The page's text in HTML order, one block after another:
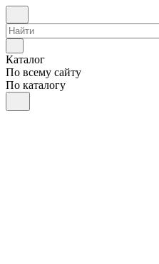
Каталог
По всему сайту
По каталогу